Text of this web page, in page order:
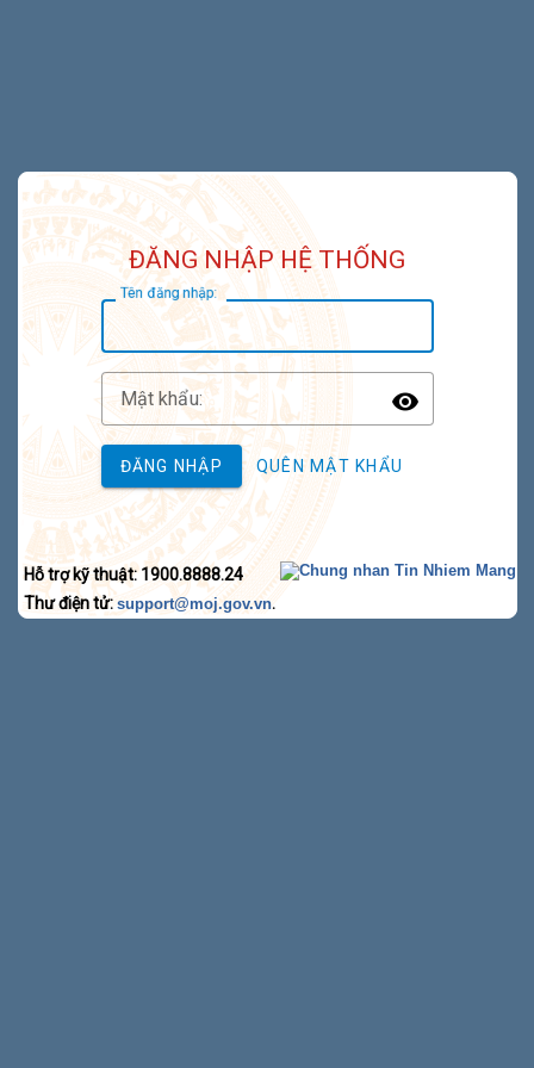
ĐĂNG NHẬP HỆ THỐNG
Tên đăng nhập:
Mật khẩu:
Toggle
ĐĂNG NHẬP QUÊN MẬT KHẨU
Hỗ trợ kỹ thuật: 1900.8888.24
Thư điện tử: support@moj.gov.vn.